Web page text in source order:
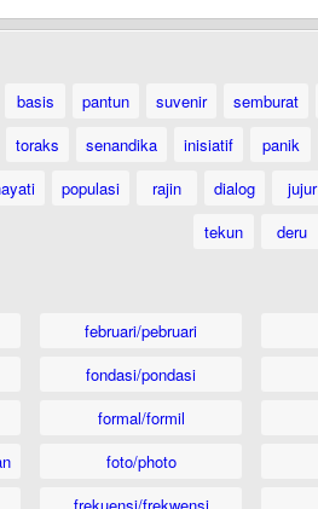
basis pantun suvenir semburat
toraks senandika inisiatif panik
populasi rajin dialog jujur
tekun
deru
februari/pebruari
fondasi/pondasi
formal/formil
foto/photo